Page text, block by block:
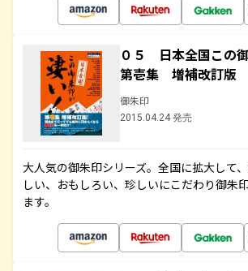
０５ 日本全国この
第壱集 増補改訂版
御朱印
2015.04.24 発売
大人気の御朱印シリーズ。全国に拡大して
しい、おもしろい、珍しいにこだわり御朱
ます。